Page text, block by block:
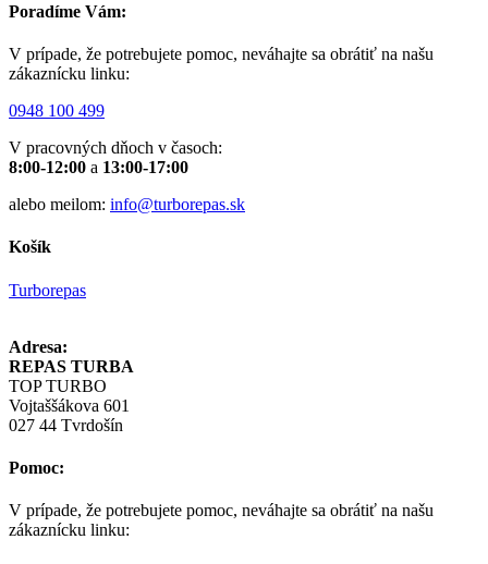
Poradíme Vám:
V prípade, že potrebujete pomoc, neváhajte sa obrátiť na našu
zákaznícku linku:
0948 100 499
V pracovných dňoch v časoch:
8:00-12:00 a 13:00-17:00
alebo meilom: info@turborepas.sk
Košík
Turborepas
Adresa:
REPAS TURBA
TOP TURBO
Vojtaššákova 601
027 44 Tvrdošín
Pomoc:
V prípade, že potrebujete pomoc, neváhajte sa obrátiť na našu
zákaznícku linku: